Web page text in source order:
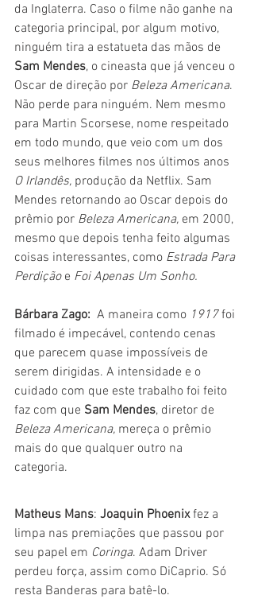
da Inglaterra. Caso o filme não ganhe na
categoria principal, por algum motivo,
ninguém tira a estatueta das mãos de
Sam Mendes, o cineasta que já venceu o
Oscar de direção por Beleza Americana.
Não perde para ninguém. Nem mesmo
para Martin Scorsese, nome respeitado
em todo mundo, que veio com um dos
seus melhores filmes nos últimos anos
O Irlandês, produção da Netflix. Sam
Mendes retornando ao Oscar depois do
prêmio por Beleza Americana, em 2000,
mesmo que depois tenha feito algumas
coisas interessantes, como Estrada Para
Perdição e Foi Apenas Um Sonho.
Bárbara Zago:
  A maneira como
1917 foi
filmado é impecável, contendo cenas
que parecem quase impossíveis de
serem dirigidas. A intensidade e o
cuidado com que este trabalho foi feito
faz com que Sam Mendes, diretor de
Beleza Americana, mereça o prêmio
mais do que qualquer outro na
categoria.
Matheus Mans: Joaquin Phoenix fez a
limpa nas premiações que passou por
seu papel em Coringa. Adam Driver
perdeu força, assim como DiCaprio. Só
resta Banderas para batê-lo.